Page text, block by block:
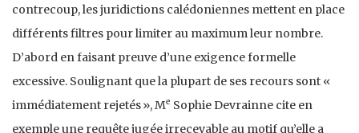
contrecoup, les juridictions calédoniennes mettent en place
différents filtres pour limiter au maximum leur nombre.
D’abord en faisant preuve d’une exigence formelle
excessive. Soulignant que la plupart de ses recours sont «
immédiatement rejetés », Me Sophie Devrainne cite en
exemple une requête jugée irrecevable au motif qu’elle a